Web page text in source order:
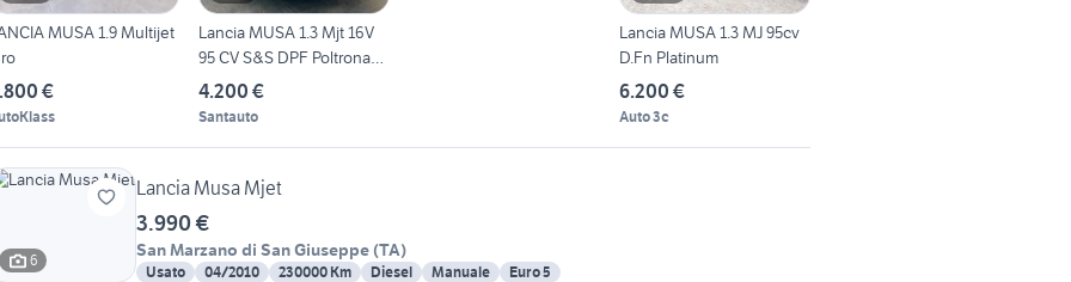
MUSA 1.9 Multijet
€
Lancia MUSA 1.3 Mjt 16V
95 CV S&S DPF Poltrona
Fra
4.200 €
Santauto
Lancia MUSA 1.3 MJ 95cv
D.Fn Platinum
6.200 €
Auto 3c
6
Lancia Musa Mjet
3.990 €
San Marzano di San Giuseppe (TA)
Usato 04/2010 230000 Km Diesel Manuale Euro 5